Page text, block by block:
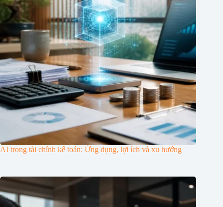
AI trong tài chính kế toán: Ứng dụng, lợi ích và xu hướng